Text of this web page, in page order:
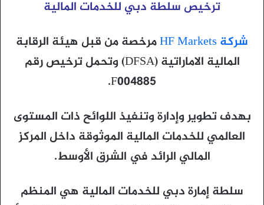
ترخيص سلطة دبي للخدمات المالية
شركة HF Markets
مرخصة من قبل هيئة الرقابة
المالية الاماراتية (DFSA) وتحمل ترخيص رقم
F004885.
بهدف تطوير وإدارة وتنفيذ اللوائح ذات المستوى
العالمي للخدمات المالية الموثوقة داخل المركز
المالي الرائد في الشرق الأوسط.
سلطة إمارة دبي للخدمات المالية هي المنظم